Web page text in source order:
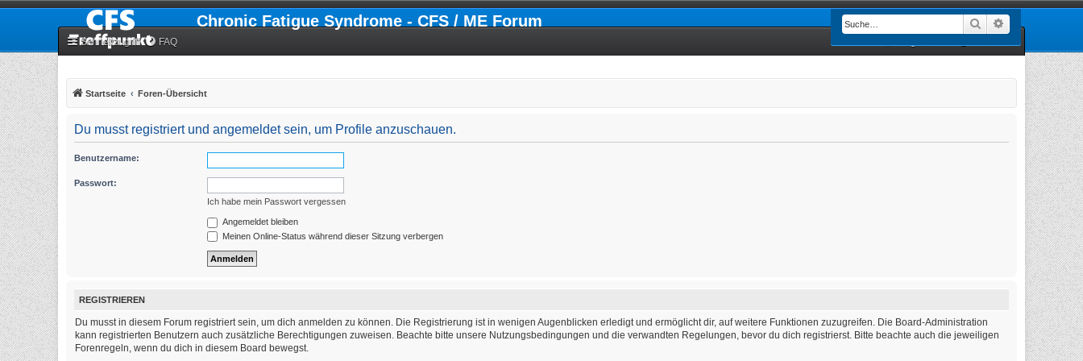
Chronic Fatigue Syndrome - CFS / ME Forum Suche
Schnellzugriff FAQ
Startseite Foren-Übersicht
Du musst registriert und angemeldet sein, um Profile anzuschauen.
Benutzername:
Passwort:
Ich habe mein Passwort vergessen
Angemeldet bleiben
Meinen Online-Status während dieser Sitzung verbergen
REGISTRIEREN
Du musst in diesem Forum registriert sein, um dich anmelden zu können. Die Registrierung ist in wenigen Augenblicken erledigt und ermöglicht dir, auf weitere Funktionen zuzugreifen. Die Board-Administration
kann registrierten Benutzern auch zusätzliche Berechtigungen zuweisen. Beachte bitte unsere Nutzungsbedingungen und die verwandten Regelungen, bevor du dich registrierst. Bitte beachte auch die jeweiligen
Forenregeln, wenn du dich in diesem Board bewegst.